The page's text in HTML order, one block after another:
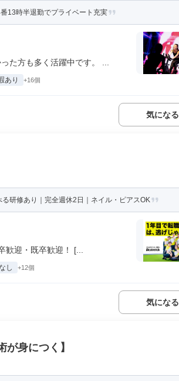
13時半退勤でプライベート充実
た方も多く活躍中です。 ...
あり +16個
気になる
研修あり｜完全週休2日｜ネイル・ピアスOK
迎・既卒歓迎！ [...
し +12個
気になる
身につく】